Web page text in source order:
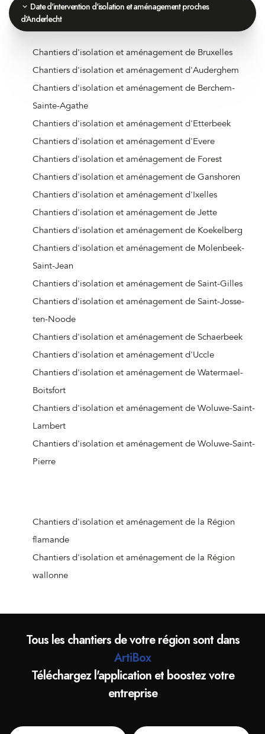
Date d'intervention d'isolation et aménagement proches
d'Anderlecht
Chantiers d'isolation et aménagement de Bruxelles
Chantiers d'isolation et aménagement d'Auderghem
Chantiers d'isolation et aménagement de Berchem-
Sainte-Agathe
Chantiers d'isolation et aménagement d'Etterbeek
Chantiers d'isolation et aménagement d'Evere
Chantiers d'isolation et aménagement de Forest
Chantiers d'isolation et aménagement de Ganshoren
Chantiers d'isolation et aménagement d'Ixelles
Chantiers d'isolation et aménagement de Jette
Chantiers d'isolation et aménagement de Koekelberg
Chantiers d'isolation et aménagement de Molenbeek-
Saint-Jean
Chantiers d'isolation et aménagement de Saint-Gilles
Chantiers d'isolation et aménagement de Saint-Josse-
ten-Noode
Chantiers d'isolation et aménagement de Schaerbeek
Chantiers d'isolation et aménagement d'Uccle
Chantiers d'isolation et aménagement de Watermael-
Boitsfort
Chantiers d'isolation et aménagement de Woluwe-Saint-
Lambert
Chantiers d'isolation et aménagement de Woluwe-Saint-
Pierre
Chantiers d'isolation et aménagement de la Région
flamande
Chantiers d'isolation et aménagement de la Région
wallonne
Tous les chantiers de votre région sont dans
ArtiBox
Téléchargez l'application et boostez votre
entreprise